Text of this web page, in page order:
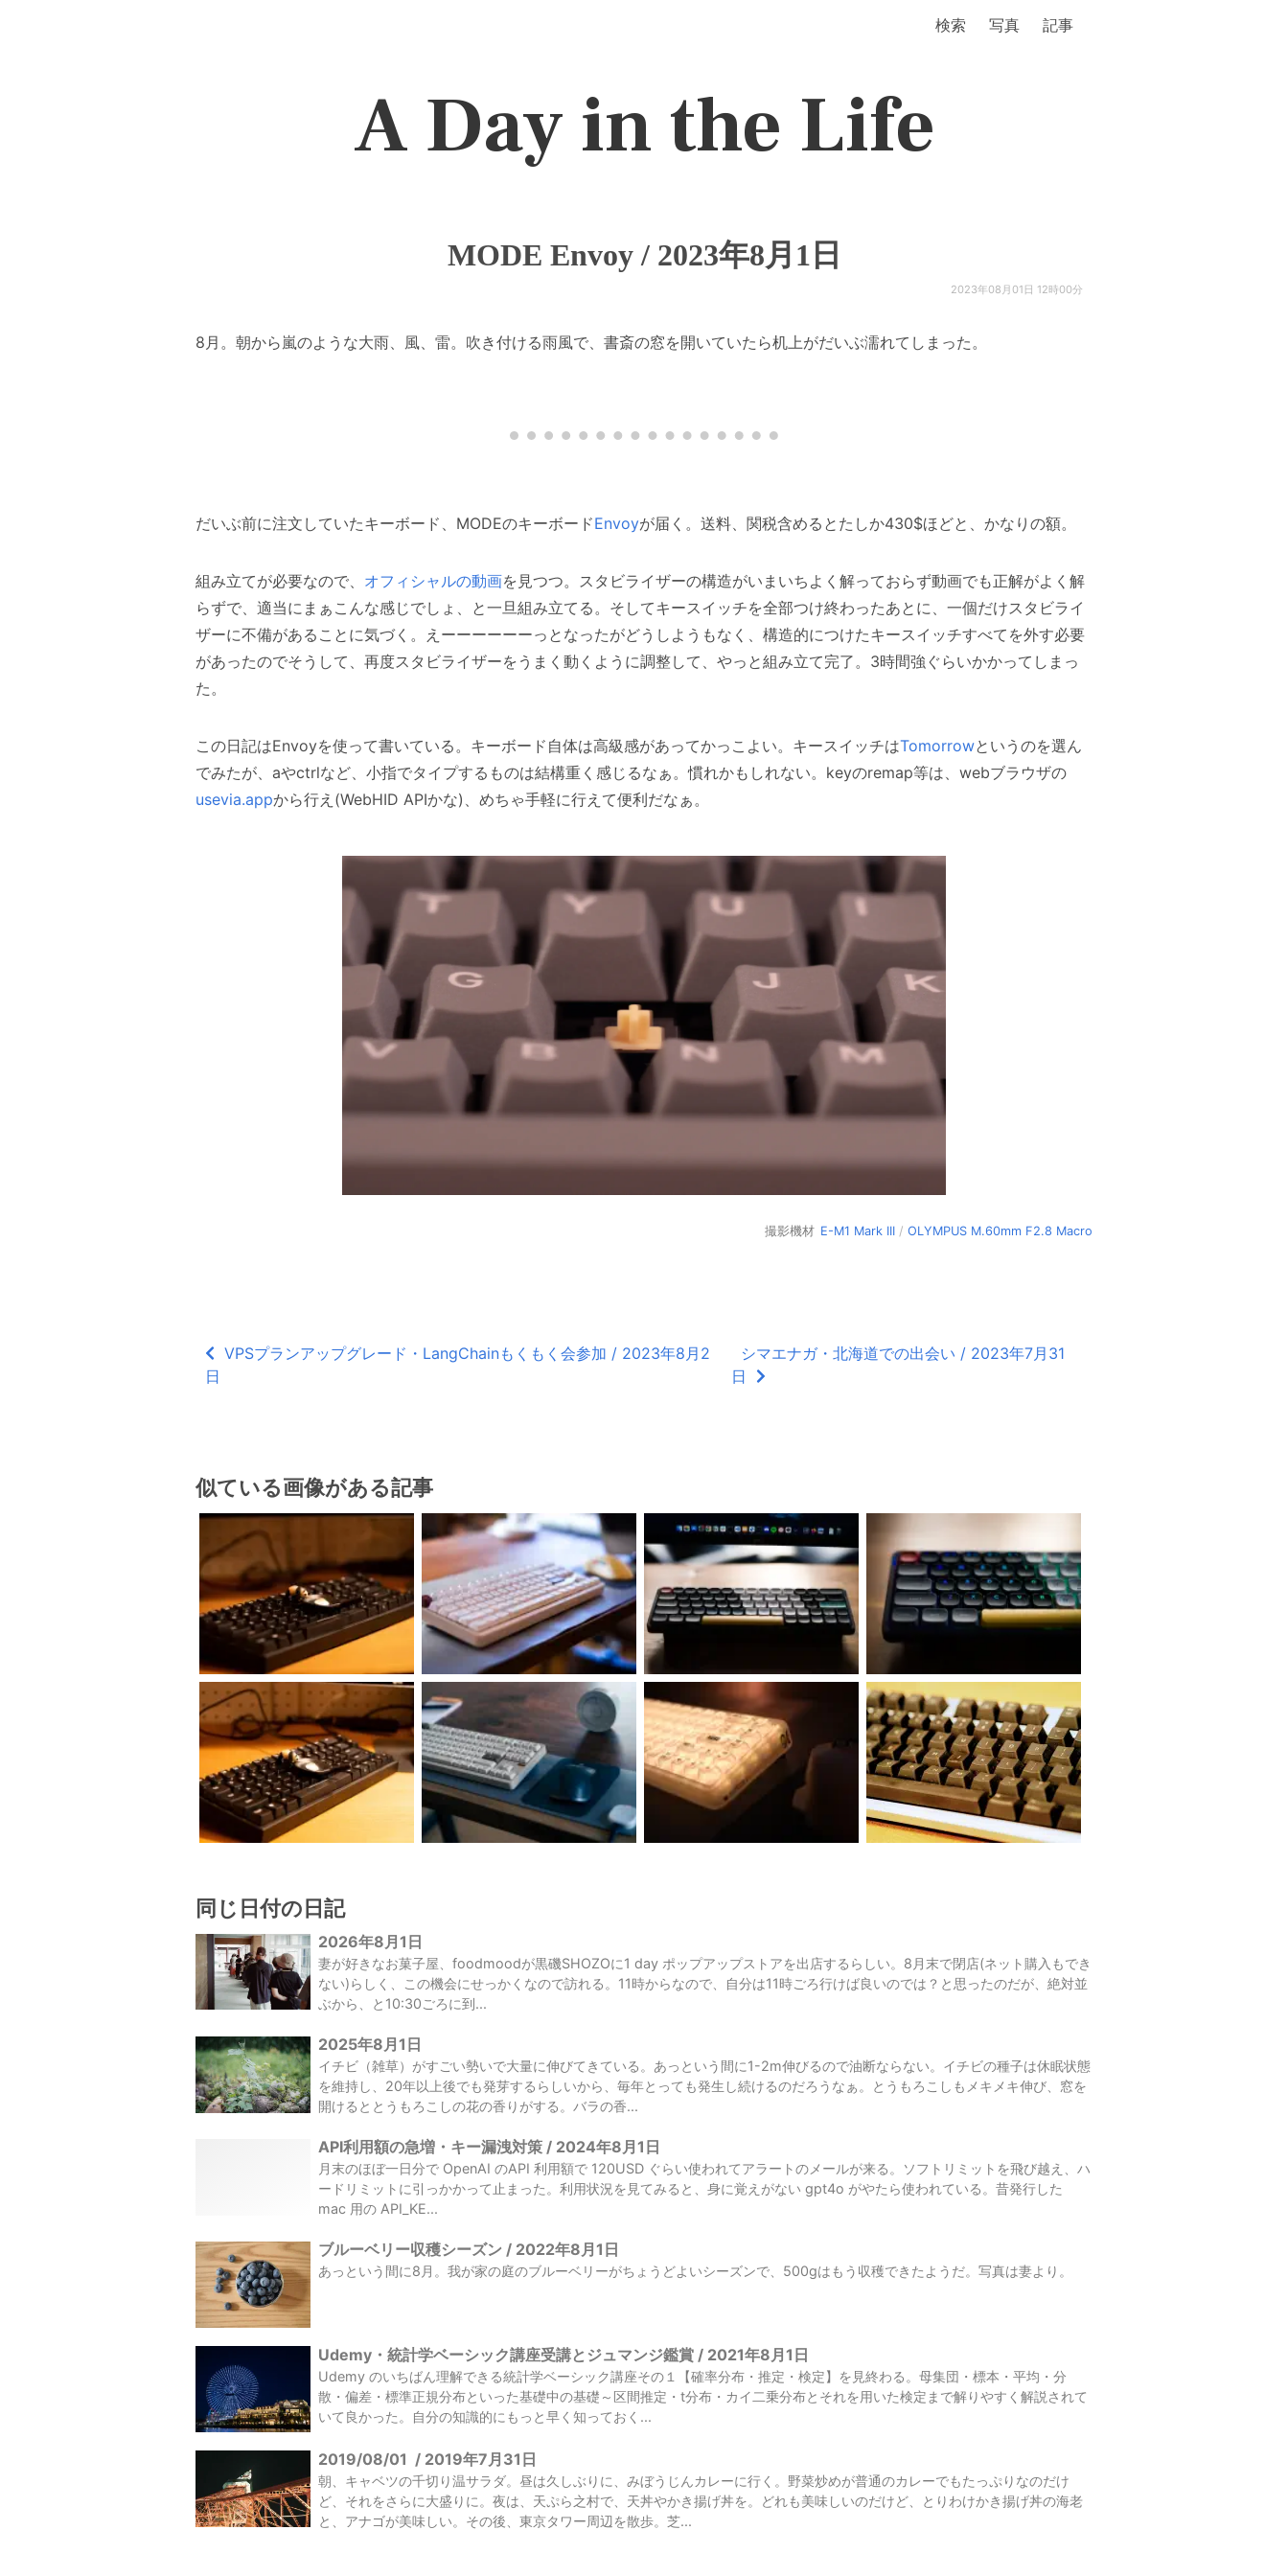
検索 写真 記事
A Day in the Life
MODE Envoy / 2023年8月1日
2023年08月01日 12時00分
8月。朝から嵐のような大雨、風、雷。吹き付ける雨風で、書斎の窓を開いていたら机上がだいぶ濡れてしまった。
だいぶ前に注文していたキーボード、MODEのキーボードEnvoyが届く。送料、関税含めるとたしか430$ほどと、かなりの額。
組み立てが必要なので、 オフィシャルの動画を見つつ。スタビライザーの構造がいまいちよく解っておらず動画でも正解がよく解
らずで、適当にまぁこんな感じでしょ、と一旦組み立てる。そしてキースイッチを全部つけ終わったあとに、一個だけスタビライ
ザーに不備があることに気づく。えーーーーーーっとなったがどうしようもなく、構造的につけたキースイッチすべてを外す必要
があったのでそうして、再度スタビライザーをうまく動くように調整して、やっと組み立て完了。3時間強ぐらいかかってしまっ
た。
この日記はEnvoyを使って書いている。キーボード自体は高級感があってかっこよい。キースイッチはTomorrowというのを選ん
でみたが、aやctrlなど、小指でタイプするものは結構重く感じるなぁ。慣れかもしれない。keyのremap等は、webブラウザの
usevia.appから行え(WebHID APIかな)、めちゃ手軽に行えて便利だなぁ。
撮影機材 E-M1 Mark III / OLYMPUS M.60mm F2.8 Macro
VPSプランアップグレード・LangChainもくもく会参加 / 2023年8月2
日
シマエナガ・北海道での出会い / 2023年7月31
日
似ている画像がある記事
同じ日付の日記
2026年8月1日
妻が好きなお菓子屋、foodmoodが黒磯SHOZOに1 day ポップアップストアを出店するらしい。8月末で閉店(ネット購入もでき
ない)らしく、この機会にせっかくなので訪れる。11時からなので、自分は11時ごろ行けば良いのでは？と思ったのだが、絶対並
ぶから、と10:30ごろに到...
2025年8月1日
イチビ（雑草）がすごい勢いで大量に伸びてきている。あっという間に1-2m伸びるので油断ならない。イチビの種子は休眠状態
を維持し、20年以上後でも発芽するらしいから、毎年とっても発生し続けるのだろうなぁ。とうもろこしもメキメキ伸び、窓を
開けるととうもろこしの花の香りがする。バラの香...
API利用額の急増・キー漏洩対策 / 2024年8月1日
月末のほぼ一日分で OpenAI のAPI 利用額で 120USD ぐらい使われてアラートのメールが来る。ソフトリミットを飛び越え、ハ
ードリミットに引っかかって止まった。利用状況を見てみると、身に覚えがない gpt4o がやたら使われている。昔発行した
mac 用の API_KE...
ブルーベリー収穫シーズン / 2022年8月1日
あっという間に8月。我が家の庭のブルーベリーがちょうどよいシーズンで、500gはもう収穫できたようだ。写真は妻より。
Udemy・統計学ベーシック講座受講とジュマンジ鑑賞 / 2021年8月1日
Udemy のいちばん理解できる統計学ベーシック講座その１【確率分布・推定・検定】を見終わる。母集団・標本・平均・分
散・偏差・標準正規分布といった基礎中の基礎～区間推定・t分布・カイ二乗分布とそれを用いた検定まで解りやすく解説されて
いて良かった。自分の知識的にもっと早く知っておく...
2019/08/01 / 2019年7月31日
朝、キャベツの千切り温サラダ。昼は久しぶりに、みぼうじんカレーに行く。野菜炒めが普通のカレーでもたっぷりなのだけ
ど、それをさらに大盛りに。夜は、天ぷら之村で、天丼やかき揚げ丼を。どれも美味しいのだけど、とりわけかき揚げ丼の海老
と、アナゴが美味しい。その後、東京タワー周辺を散歩。芝...